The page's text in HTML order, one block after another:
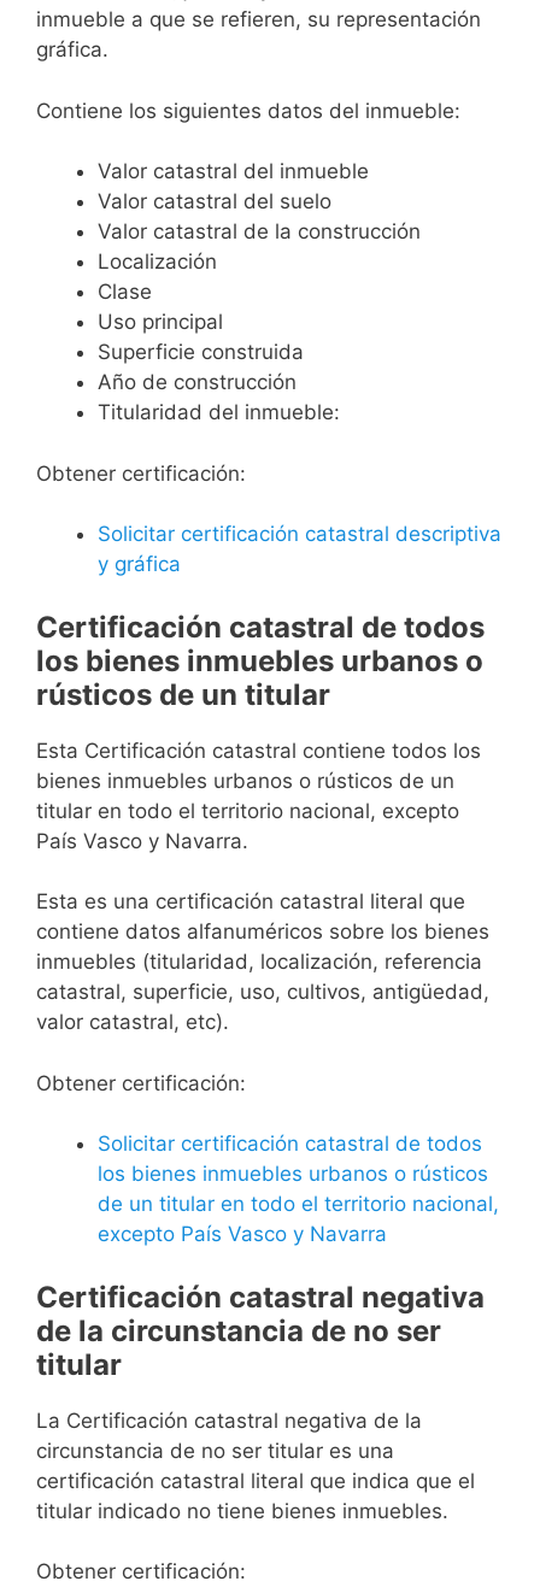
inmueble a que se refieren, su representación
gráfica.
Contiene los siguientes datos del inmueble:
Valor catastral del inmueble
Valor catastral del suelo
Valor catastral de la construcción
Localización
Clase
Uso principal
Superficie construida
Año de construcción
Titularidad del inmueble:
Obtener certificación:
Solicitar certificación catastral descriptiva
y gráfica
Certificación catastral de todos
los bienes inmuebles urbanos o
rústicos de un titular
Esta Certificación catastral contiene todos los
bienes inmuebles urbanos o rústicos de un
titular en todo el territorio nacional, excepto
País Vasco y Navarra.
Esta es una certificación catastral literal que
contiene datos alfanuméricos sobre los bienes
inmuebles (titularidad, localización, referencia
catastral, superficie, uso, cultivos, antigüedad,
valor catastral, etc).
Obtener certificación:
Solicitar certificación catastral de todos
los bienes inmuebles urbanos o rústicos
de un titular en todo el territorio nacional,
excepto País Vasco y Navarra
Certificación catastral negativa
de la circunstancia de no ser
titular
La Certificación catastral negativa de la
circunstancia de no ser titular es una
certificación catastral literal que indica que el
titular indicado no tiene bienes inmuebles.
Obtener certificación: